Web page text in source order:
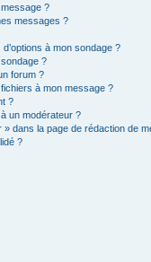
?
messages ?
à mon sondage ?
?
forum ?
à mon message ?
?
un modérateur ?
dans la page de rédaction de
?